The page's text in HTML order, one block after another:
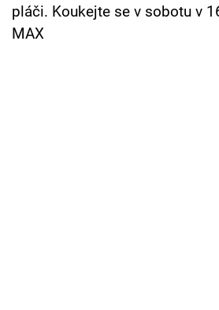
Sledujte nás
pláči. Koukejte se v sobotu v
MAX